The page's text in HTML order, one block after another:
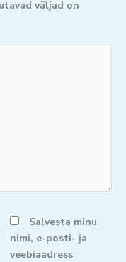
väljad on
Salvesta minu
nimi, e-posti- ja
veebiaadress